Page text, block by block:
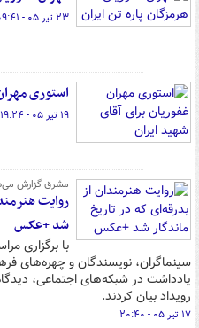
۲۳ تیر ۰۵ - ۰۹:۴۱
استوری
۱۹ تیر ۰۵ - ۱۹:۲۴
مشرق گزارش
روایت
شد +عکس
با برگزاری
سینماگران، نویسندگان و چهره‌های
یادداشت در شبکه‌های اجتماعی،
رویداد بیان کردند.
۱۷ تیر ۰۵ - ۲۰:۴۰